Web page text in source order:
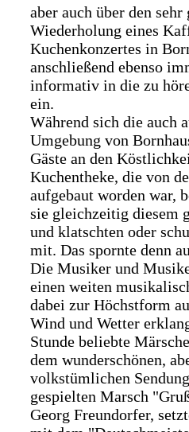
aber auch über den
Wiederholung eines
Kuchenkonzertes in
anschließend ebenso
informativ in die zu
ein.
Während sich die auch
Umgebung von
Gäste an den
Kuchentheke, die von
aufgebaut worden war,
sie gleichzeitig diesem
und klatschten oder
mit. Das spornte denn
Die Musiker und
einen weiten
dabei zur Höchstform
Wind und Wetter
Stunde beliebte
dem wunderschönen,
volkstümlichen
gespielten Marsch
Georg Freundorfer,